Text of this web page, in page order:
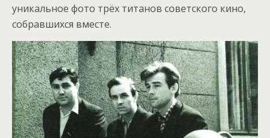
уникальное фото трёх титанов советского кино,
собравшихся вместе.